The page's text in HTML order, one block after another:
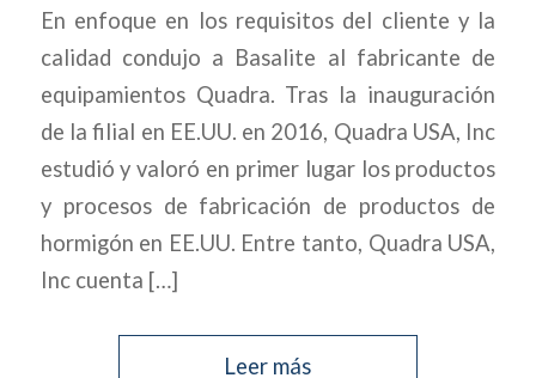
En enfoque en los requisitos del cliente y la
calidad condujo a Basalite al fabricante de
equipamientos Quadra. Tras la inauguración
de la filial en EE.UU. en 2016, Quadra USA, Inc
estudió y valoró en primer lugar los productos
y procesos de fabricación de productos de
hormigón en EE.UU. Entre tanto, Quadra USA,
Inc cuenta […]
Leer más